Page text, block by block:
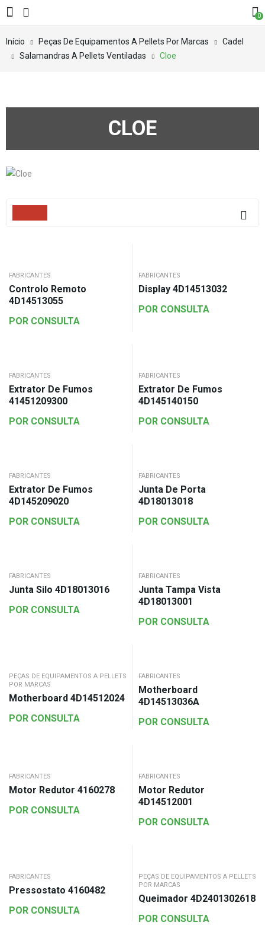
0
Início Peças De Equipamentos A Pellets Por Marcas
Cadel
Salamandras A Pellets Ventiladas
Cloe
CLOE
FABRICANTES
Controlo Remoto
4D14513055
POR CONSULTA
FABRICANTES
Display 4D14513032
POR CONSULTA
FABRICANTES
Extrator De Fumos
41451209300
POR CONSULTA
FABRICANTES
Extrator De Fumos
4D145140150
POR CONSULTA
FABRICANTES
Extrator De Fumos
4D145209020
POR CONSULTA
FABRICANTES
Junta De Porta
4D18013018
POR CONSULTA
FABRICANTES
Junta Silo 4D18013016
POR CONSULTA
FABRICANTES
Junta Tampa Vista
4D18013001
POR CONSULTA
PEÇAS DE EQUIPAMENTOS A PELLETS
POR MARCAS
Motherboard 4D14512024
POR CONSULTA
FABRICANTES
Motherboard
4D14513036A
POR CONSULTA
FABRICANTES
Motor Redutor 4160278
POR CONSULTA
FABRICANTES
Motor Redutor
4D14512001
POR CONSULTA
FABRICANTES
Pressostato 4160482
POR CONSULTA
PEÇAS DE EQUIPAMENTOS A PELLETS
POR MARCAS
Queimador 4D2401302618
POR CONSULTA